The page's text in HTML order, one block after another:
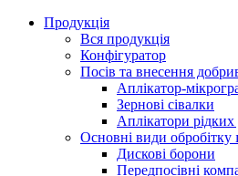
Продукція
Вся продукція
Конфігуратор
Посів та внесення
Аплікатор-
Зернові сівалки
Аплікатори
Oсновні види обробітку
Дискові борони
Передпосівні